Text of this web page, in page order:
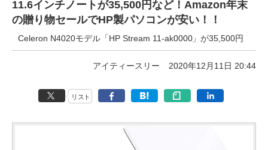
11.6インチノートが35,500円など！Amazon年末
の贈り物セールでHP製パソコンが安い！！
Celeron N4020モデル「HP Stream 11-ak0000」が35,500円
アイティースリー 2020年12月11日 20:44
リスト